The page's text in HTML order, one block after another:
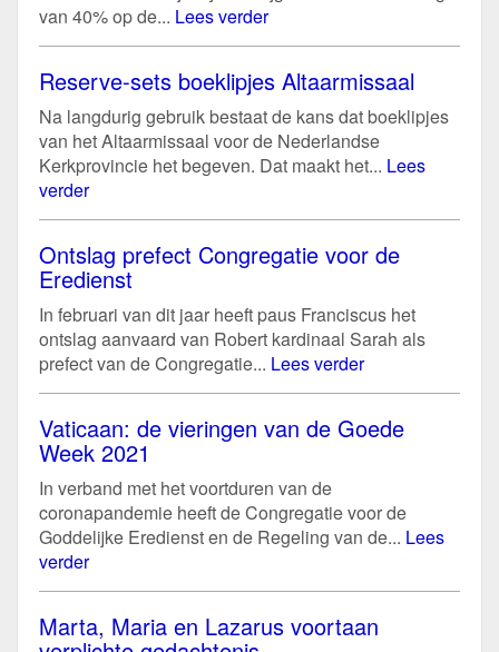
van 40% op de... Lees verder
Reserve-sets boeklipjes Altaarmissaal
Na langdurig gebruik bestaat de kans dat boeklipjes
van het Altaarmissaal voor de Nederlandse
Kerkprovincie het begeven. Dat maakt het... Lees
verder
Ontslag prefect Congregatie voor de
Eredienst
In februari van dit jaar heeft paus Franciscus het
ontslag aanvaard van Robert kardinaal Sarah als
prefect van de Congregatie... Lees verder
Vaticaan: de vieringen van de Goede
Week 2021
In verband met het voortduren van de
coronapandemie heeft de Congregatie voor de
Goddelijke Eredienst en de Regeling van de... Lees
verder
Marta, Maria en Lazarus voortaan